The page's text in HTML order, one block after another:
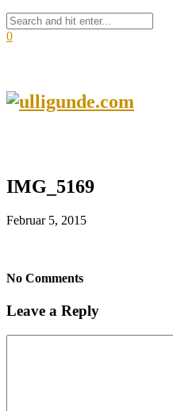
0
IMG_5169
Februar 5, 2015
No Comments
Leave a Reply